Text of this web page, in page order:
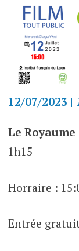
12/07/2023 |
Le Royaume
1h15
Horraire :
Entrée